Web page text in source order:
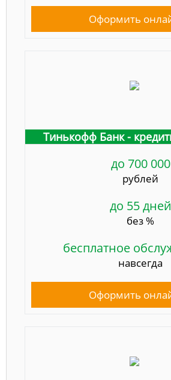
Оформить
Тинькофф Банк -
до 700 000
рублей
до 55 дней
без %
бесплатное
навсегда
Оформить